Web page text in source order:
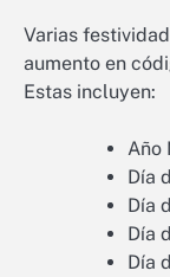
Varias
aumento en
Estas incluyen:
Año
Día
Día
Día
Día